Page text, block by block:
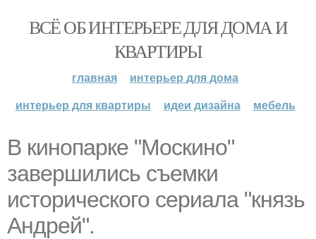
ВСЁ ОБ ИНТЕРЬЕРЕ ДЛЯ ДОМА И
КВАРТИРЫ
главная
интерьер для дома
интерьер для квартиры
идеи дизайна мебель
В кинопарке "Москино"
завершились съемки
исторического сериала "князь
Андрей".